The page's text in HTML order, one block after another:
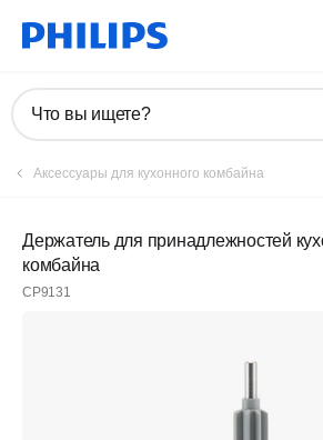
Что вы ищете?
Аксессуары для кухонного комбайна
Держатель для принадлежностей
комбайна
CP9131